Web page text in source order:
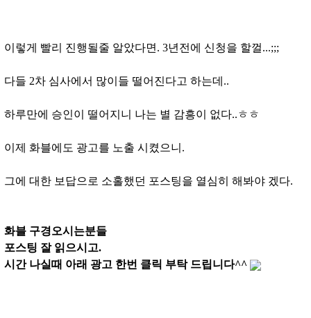
이렇게 빨리 진행될줄 알았다면. 3년전에 신청을 할껄...;;;
다들 2차 심사에서 많이들 떨어진다고 하는데..
하루만에 승인이 떨어지니 나는 별 감흥이 없다..ㅎㅎ
이제 화블에도 광고를 노출 시켰으니.
그에 대한 보답으로 소홀했던 포스팅을 열심히 해봐야 겠다.
화블 구경오시는분들
포스팅 잘 읽으시고.
시간 나실때 아래 광고 한번 클릭 부탁 드립니다^^